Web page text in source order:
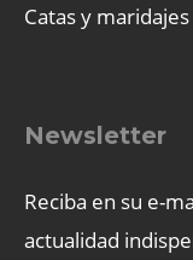
Catas y maridajes
Newsletter
Reciba en su e-
actualidad